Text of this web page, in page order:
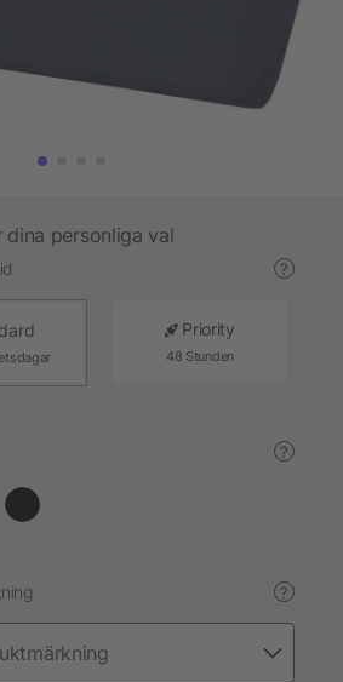
dina personliga val
?
Priority
48 Stunden
?
?